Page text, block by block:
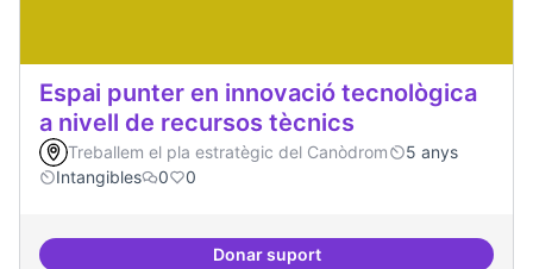
Espai punter en innovació tecnològica
a nivell de recursos tècnics
Treballem el pla estratègic del Canòdrom
5 anys
Intangibles
0 0
Donar suportEspai punter en innovació